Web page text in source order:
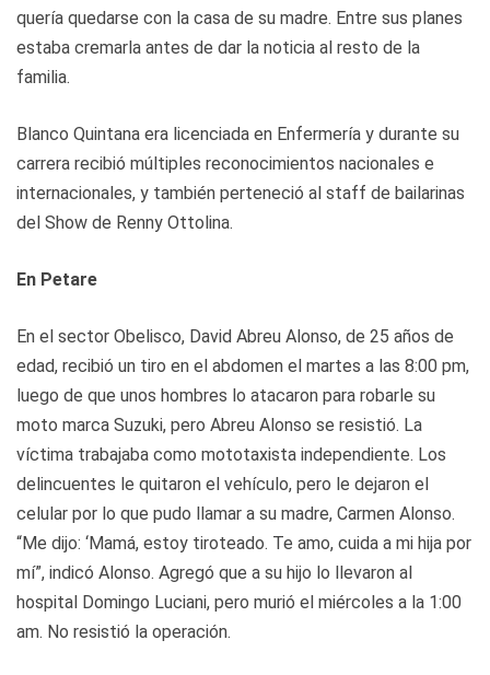
quería quedarse con la casa de su madre. Entre sus planes
estaba cremarla antes de dar la noticia al resto de la
familia.
Blanco Quintana era licenciada en Enfermería y durante su
carrera recibió múltiples reconocimientos nacionales e
internacionales, y también perteneció al staff de bailarinas
del Show de Renny Ottolina.
En Petare
En el sector Obelisco, David Abreu Alonso, de 25 años de
edad, recibió un tiro en el abdomen el martes a las 8:00 pm,
luego de que unos hombres lo atacaron para robarle su
moto marca Suzuki, pero Abreu Alonso se resistió. La
víctima trabajaba como mototaxista independiente. Los
delincuentes le quitaron el vehículo, pero le dejaron el
celular por lo que pudo llamar a su madre, Carmen Alonso.
“Me dijo: ‘Mamá, estoy tiroteado. Te amo, cuida a mi hija por
mí”, indicó Alonso. Agregó que a su hijo lo llevaron al
hospital Domingo Luciani, pero murió el miércoles a la 1:00
am. No resistió la operación.